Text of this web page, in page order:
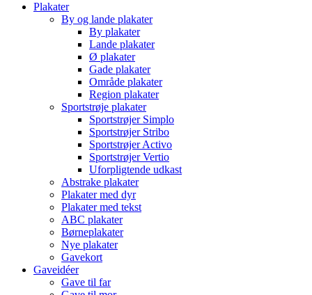
Plakater
By og lande plakater
By plakater
Lande plakater
Ø plakater
Gade plakater
Område plakater
Region plakater
Sportstrøje plakater
Sportstrøjer Simplo
Sportstrøjer Stribo
Sportstrøjer Activo
Sportstrøjer Vertio
Uforpligtende udkast
Abstrake plakater
Plakater med dyr
Plakater med tekst
ABC plakater
Børneplakater
Nye plakater
Gavekort
Gaveidéer
Gave til far